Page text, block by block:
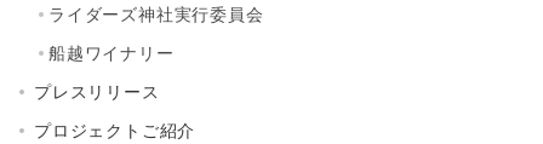
ライダーズ神社実行委員会
船越ワイナリー
プレスリリース
プロジェクトご紹介